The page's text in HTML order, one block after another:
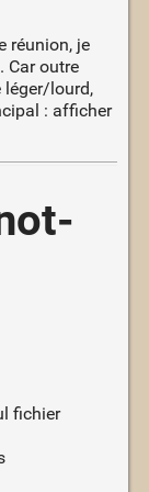
réunion, je
Car outre
léger/lourd,
: afficher
fichier